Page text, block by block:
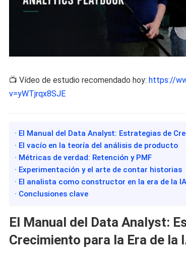
📺 Vídeo de estudio recomendado hoy: https://
v=yWTjrqx8SJE
· El Manual del Data Analyst: Estrategias de
· El vacío en la teoría del análisis de producto
· Métricas de verdad: Retención y PMF
· Experimentación y el arte de contar historias
· El analista como constructor en la era de la IA
· Conclusiones clave
El Manual del Data Analyst:
Crecimiento para la Era de la